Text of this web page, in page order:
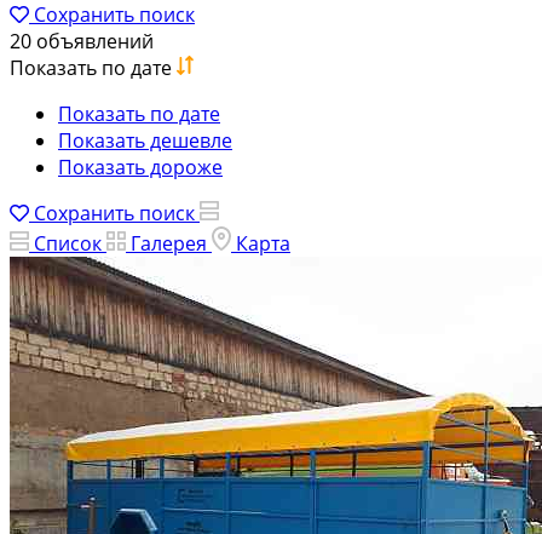
Сохранить поиск
20 объявлений
Показать по дате
Показать по дате
Показать дешевле
Показать дороже
Сохранить поиск
Список
Галерея Карта